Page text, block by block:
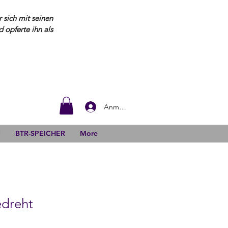
sich mit seinen
opferte ihn als
Anmelden
BTR-SPEICHER More